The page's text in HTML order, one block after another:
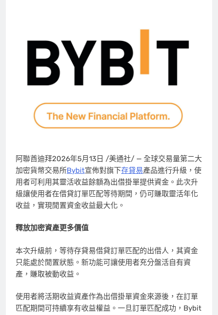
阿聯酋迪拜2026年5月13日 /美通社/ — 全球交易量第二大
加密貨幣交易所Bybit宣佈對旗下存貸易產品進行升級，使
用者可利用其靈活收益餘額為出借掛單提供資金。此次升
級讓使用者在借貸訂單匹配等待期間，仍可賺取靈活年化
收益，實現閒置資金收益最大化。
釋放加密資產更多價值
本次升級前，等待存貸易借貸訂單匹配的出借人，其資金
只能處於閒置狀態。新功能可讓使用者充分盤活自有資
產，賺取被動收益。
使用者將活期收益資產作為出借掛單資金來源後，在訂單
匹配期間可持續享有收益權益。一旦訂單匹配成功， Bybit